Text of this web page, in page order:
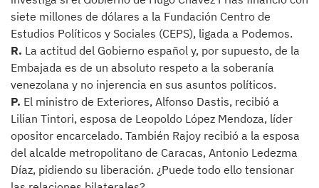
siete millones de dólares a la Fundación Centro de
Estudios Políticos y Sociales (CEPS), ligada a Podemos.
R. La actitud del Gobierno español y, por supuesto, de la
Embajada es de un absoluto respeto a la soberanía
venezolana y no injerencia en sus asuntos políticos.
P. El ministro de Exteriores, Alfonso Dastis, recibió a
Lilian Tintori, esposa de Leopoldo López Mendoza, líder
opositor encarcelado. También Rajoy recibió a la esposa
del alcalde metropolitano de Caracas, Antonio Ledezma
Díaz, pidiendo su liberación. ¿Puede todo ello tensionar